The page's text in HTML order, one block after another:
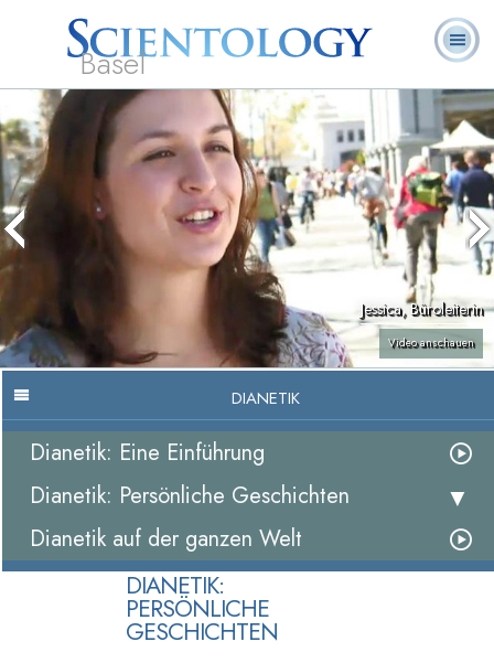
Basel
Über uns
L. Ron
Scientology?
Ehrenamtliche
Geistliche
Bücher
Jessica, Büroleiterin
Video anschauen
DIANETIK
Dianetik: Eine Einführung
Dianetik: Persönliche Geschichten
Dianetik auf der ganzen Welt
DIANETIK:
PERSÖNLICHE
GESCHICHTEN